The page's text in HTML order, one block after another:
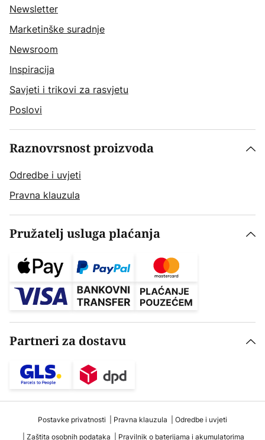
Newsletter
Marketinške suradnje
Newsroom
Inspiracija
Savjeti i trikovi za rasvjetu
Poslovi
Raznovrsnost proizvoda
Odredbe i uvjeti
Pravna klauzula
Pružatelj usluga plaćanja
Partneri za dostavu
Postavke privatnosti Pravna klauzula
Odredbe i uvjeti
Zaštita osobnih podataka
Pravilnik o baterijama i akumulatorima